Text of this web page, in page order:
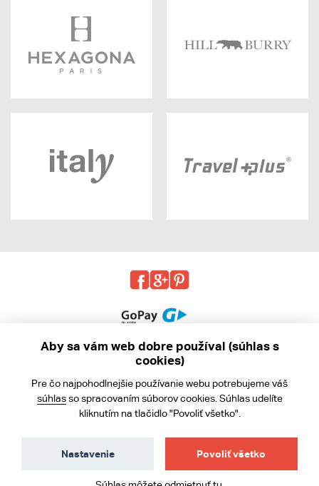
Obchodné podmienky
Ochrana osobných údajov
Aby sa vám web dobre používal (súhlas s
cookies)
Pre čo najpohodlnejšie používanie webu potrebujeme váš
súhlasso spracovaním súborov cookies. Súhlas udelíte
kliknutím na tlačidlo "Povoliť všetko".
Povoliť všetko
Nastavenie